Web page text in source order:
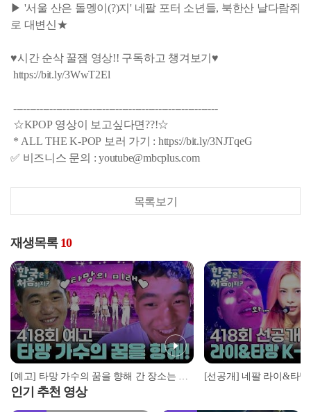
▶ '서울 산은 돌멩이(?)지' 네팔 포터 소년들, 북한산 날다람쥐
로 대변신★
♥시간 순삭 꿀잼 영상!! 구독하고 챙겨보기♥
https://bit.ly/3WwT2El
--------------------------------------------------------------
☆KPOP 영상이 보고싶다면??!☆
* ALL THE K-POP 보러 가기 : https://bit.ly/3NJTqeG
✅ 비즈니스 문의 : youtube@mbcplus.com
목록보기
재생목록 10
[예고] 타망 가수의 꿈을 향해 간 장소는 어디? 그리고 포터 듀오 vs 한국 산 그 결말은?
인기 추천 영상